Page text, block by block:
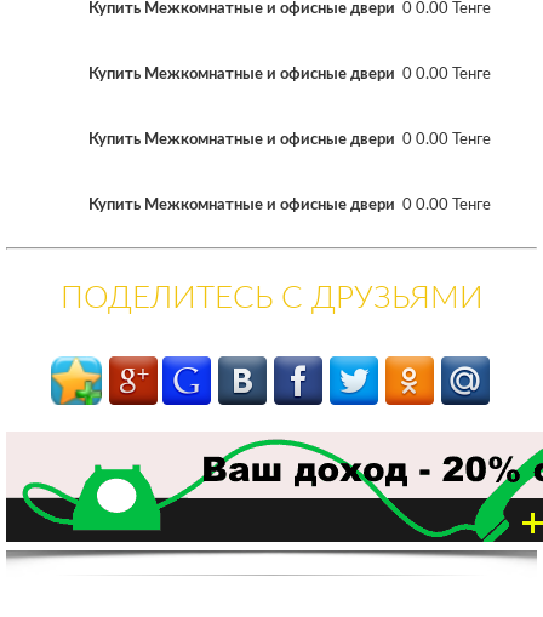
Купить Межкомнатные и офисные двери 0 0.00 Тенге
Купить Межкомнатные и офисные двери 0 0.00 Тенге
Купить Межкомнатные и офисные двери 0 0.00 Тенге
Купить Межкомнатные и офисные двери 0 0.00 Тенге
ПОДЕЛИТЕСЬ С ДРУЗЬЯМИ